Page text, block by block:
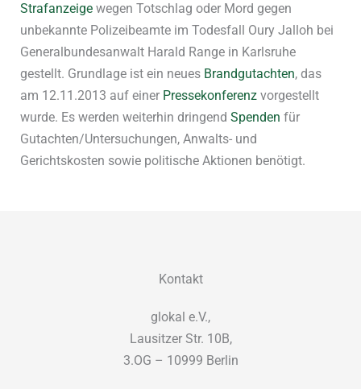
Strafanzeige wegen Totschlag oder Mord gegen
unbekannte Polizeibeamte im Todesfall Oury Jalloh bei
Generalbundesanwalt Harald Range in Karlsruhe
gestellt. Grundlage ist ein neues Brandgutachten, das
am 12.11.2013 auf einer Pressekonferenz vorgestellt
wurde. Es werden weiterhin dringendSpenden für
Gutachten/Untersuchungen, Anwalts- und
Gerichtskosten sowie politische Aktionen benötigt.
Kontakt
glokal e.V.,
Lausitzer Str. 10B,
3.OG – 10999 Berlin